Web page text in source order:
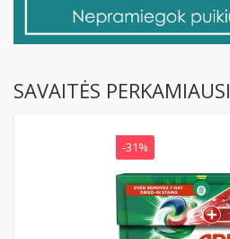
SAVAITĖS PERKAMIAUSI
-31%